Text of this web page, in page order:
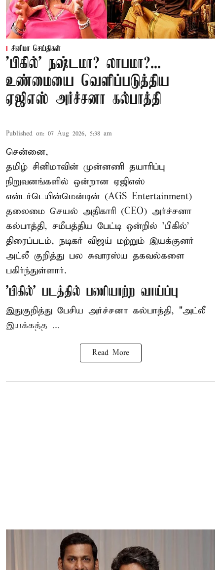
சினிமா செய்திகள்
'பிகில்' நஷ்டமா? லாபமா?...
உண்மையை வெளிப்படுத்திய
ஏஜிஎஸ் அர்ச்சனா கல்பாத்தி
Published on: 07 Aug 2026, 5:38 am
சென்னை,
தமிழ் சினிமாவின் முன்னணி தயாரிப்பு
நிறுவனங்களில் ஒன்றான ஏஜிஎஸ்
என்டர்டெயின்மென்டின் (AGS Entertainment)
தலைமை செயல் அதிகாரி (CEO) அர்ச்சனா
கல்பாத்தி, சமீபத்திய பேட்டி ஒன்றில் 'பிகில்'
திரைப்படம், நடிகர் விஜய் மற்றும் இயக்குனர்
அட்லீ குறித்து பல சுவாரஸ்ய தகவல்களை
பகிர்ந்துள்ளார்.
'பிகில்' படத்தில் பணியாற்ற வாய்ப்பு
இதுகுறித்து பேசிய அர்ச்சனா கல்பாத்தி, "அட்லீ
இயக்கத்த ...
Read More